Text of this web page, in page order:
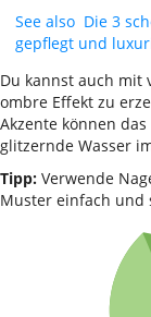
See also Die 3
gepflegt und
Du kannst auch mit
ombre Effekt zu
Akzente können
glitzernde Wasser
Tipp: Verwende
Muster einfach und